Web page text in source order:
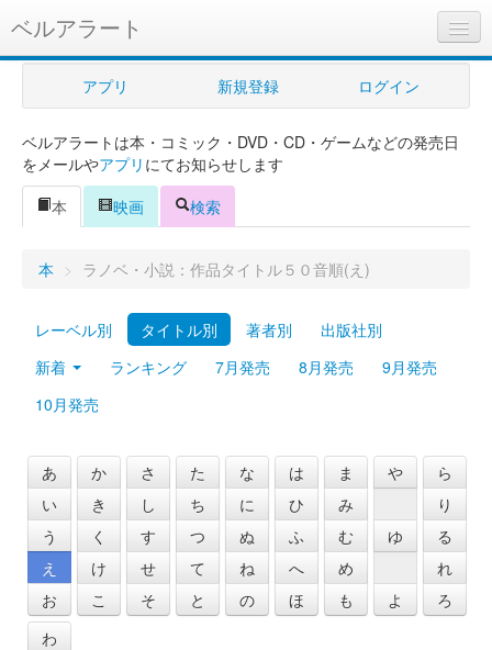
ベルアラート
ベルアラートとは
ヘルプ
新規登録
ログイン
Myシェルフ
プレミアム
アプリ 新規登録 ログイン
ベルアラートは本・コミック・DVD・CD・ゲームなどの発売日
をメールやアプリ にてお知らせします
本
映画 検索
本 > ラノベ・小説：作品タイトル５０音順(え)
レーベル別 タイトル別 著者別
出版社別
新着
ランキング 7月発売 8月発売
9月発売
10月発売
あ
い
う
え
お
か
き
く
け
こ
さ
し
す
せ
そ
た
ち
つ
て
と
な
に
ぬ
ね
の
は
ひ
ふ
へ
ほ
ま
み
む
め
も
や
ゆ
よ
ら
り
る
れ
ろ
わ